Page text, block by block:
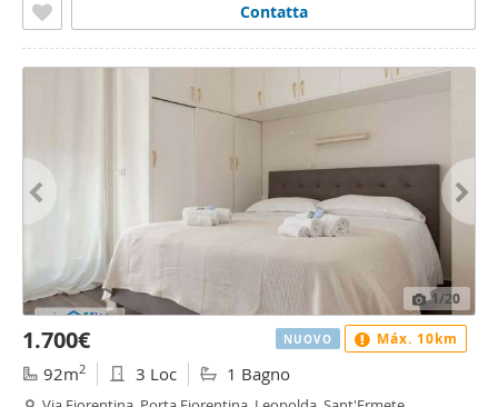
Contatta
1/20
1.700€
92m2 3 Loc 1 Bagno
NUOVO Máx. 10km